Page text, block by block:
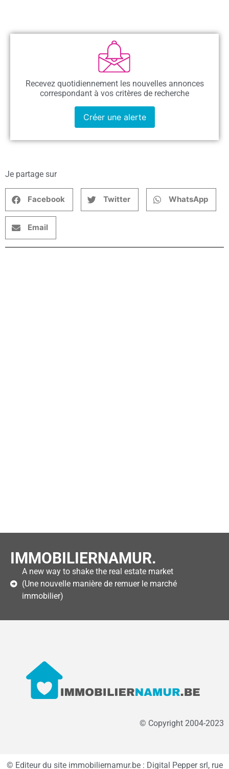
Recevez quotidiennement les nouvelles annonces
correspondant à vos critères de recherche
Créer une alerte
Je partage sur
Facebook Twitter WhatsApp
Email
IMMOBILIERNAMUR.
A new way to shake the real estate market
(Une nouvelle manière de remuer le marché
immobilier)
© Copyright 2004-2023
© Editeur du site immobiliernamur.be : Digital Pepper srl, rue